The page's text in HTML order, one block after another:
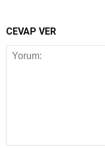
CEVAP VER